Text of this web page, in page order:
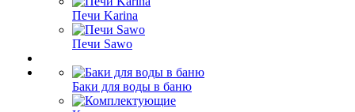
Печи Karina
Печи Sawo
Баки для воды в баню